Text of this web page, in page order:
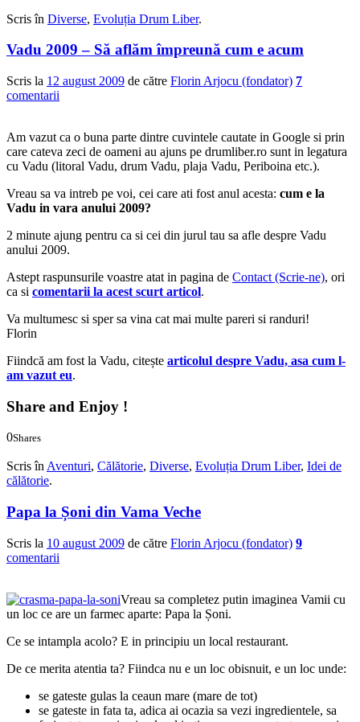
Scris în Diverse, Evoluția Drum Liber.
Vadu 2009 – Să aflăm împreună cum e acum
Scris la 12 august 2009 de către Florin Arjocu (fondator) 7
comentarii
Am vazut ca o buna parte dintre cuvintele cautate in Google si prin
care cateva zeci de oameni au ajuns pe drumliber.ro sunt in legatura
cu Vadu (litoral Vadu, drum Vadu, plaja Vadu, Periboina etc.).
Vreau sa va intreb pe voi, cei care ati fost anul acesta: cum e la
Vadu in vara anului 2009?
2 minute ajung pentru ca si cei din jurul tau sa afle despre Vadu
anului 2009.
Astept raspunsurile voastre atat in pagina de Contact (Scrie-ne), ori
ca si comentarii la acest scurt articol.
Va multumesc si sper sa vina cat mai multe pareri si randuri!
Florin
Fiindcă am fost la Vadu, citește articolul despre Vadu, asa cum l-
am vazut eu.
Share and Enjoy !
0Shares
Scris înAventuri, Călătorie, Diverse, Evoluția Drum Liber, Idei de
călătorie.
Papa la Șoni din Vama Veche
Scris la 10 august 2009 de către Florin Arjocu (fondator) 9
comentarii
Vreau sa completez putin imaginea Vamii cu
un loc ce are un farmec aparte: Papa la Șoni.
Ce se intampla acolo? E in principiu un local restaurant.
De ce merita atentia ta? Fiindca nu e un loc obisnuit, e un loc unde:
se gateste gulas la ceaun mare (mare de tot)
se gateste in fata ta, adica ai ocazia sa vezi ingredientele, sa